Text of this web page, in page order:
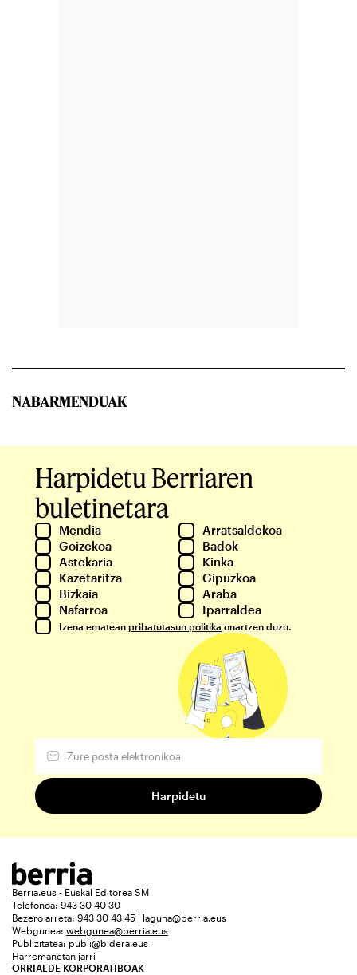
NABARMENDUAK
Harpidetu Berriaren
buletinetara
Mendia
Arratsaldekoa
Goizekoa
Badok
Astekaria
Kinka
Kazetaritza
Gipuzkoa
Bizkaia
Araba
Nafarroa
Iparraldea
Izena ematean pribatutasun politika onartzen duzu.
Berria.eus - Euskal Editorea SM
Telefonoa: 943 30 40 30
Bezero arreta: 943 30 43 45 | laguna@berria.eus
Webgunea: webgunea@berria.eus
Publizitatea: publi@bidera.eus
Harremanetan jarri
ORRIALDE KORPORATIBOAK